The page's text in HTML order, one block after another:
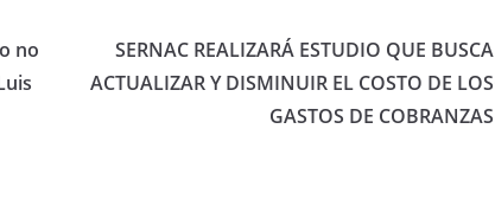
no
SERNAC REALIZARÁ ESTUDIO QUE BUSCA
ACTUALIZAR Y DISMINUIR EL COSTO DE LOS
GASTOS DE COBRANZAS